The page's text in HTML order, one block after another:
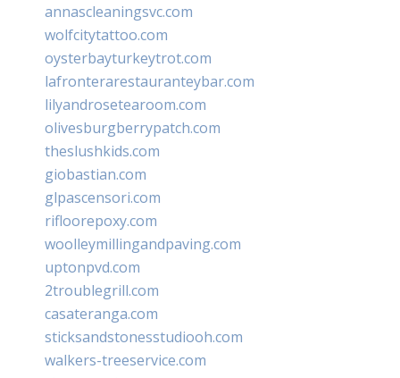
annascleaningsvc.com
wolfcitytattoo.com
oysterbayturkeytrot.com
lafronterarestauranteybar.com
lilyandrosetearoom.com
olivesburgberrypatch.com
theslushkids.com
giobastian.com
glpascensori.com
rifloorepoxy.com
woolleymillingandpaving.com
uptonpvd.com
2troublegrill.com
casateranga.com
sticksandstonesstudiooh.com
walkers-treeservice.com